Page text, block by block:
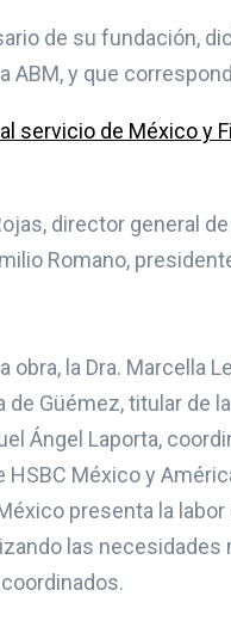
de su fundación,
y que
director general
Romano,
la Dra. Marcella
Güémez, titular de
Ángel Laporta,
México y
presenta la
las